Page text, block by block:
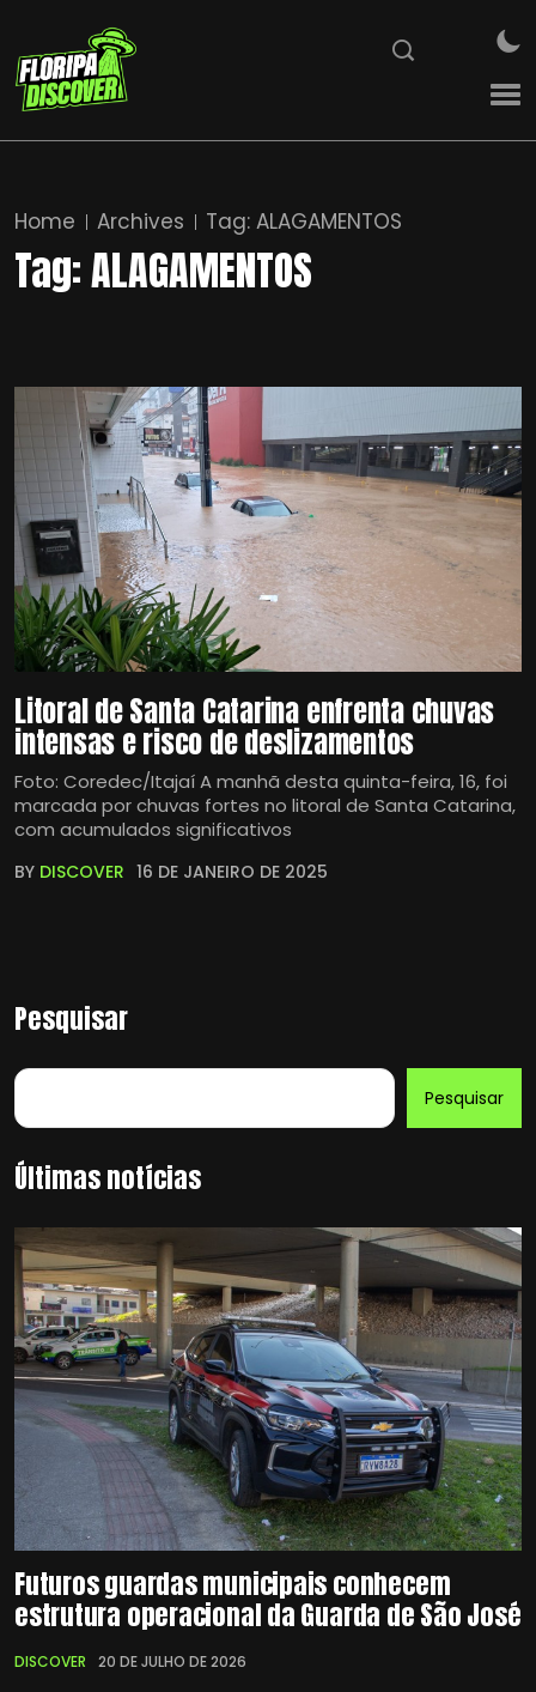
Home Archives Tag: ALAGAMENTOS
Tag:ALAGAMENTOS
Litoral de Santa Catarina enfrenta chuvas
intensas e risco de deslizamentos
Foto: Coredec/Itajaí A manhã desta quinta-feira, 16, foi
marcada por chuvas fortes no litoral de Santa Catarina,
com acumulados significativos
BY DISCOVER 16 DE JANEIRO DE 2025
Pesquisar
Pesquisar
Últimas notícias
Futuros guardas municipais conhecem
estrutura operacional da Guarda de São José
DISCOVER 20 DE JULHO DE 2026